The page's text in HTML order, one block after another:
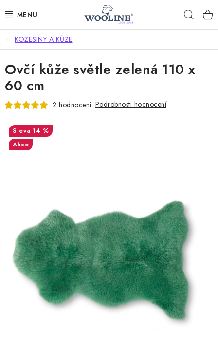
na
AKCE %
DÁRKOVÉ POUKAZY
OBLEČENÍ
DOMOV A SPANÍ
Doprava a platba Hodnocení obchodu
Kontakty
Moje objednávka
FAQ
KOŽEŠINY A KŮŽE
Ovčí kůže světle zelená 110 x
60 cm
2 hodnocení Podrobnosti hodnocení
14 %
Akce